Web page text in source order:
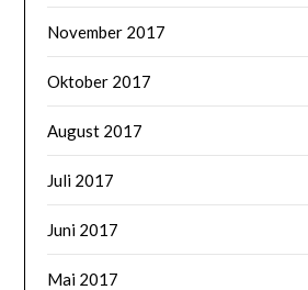
November 2017
Oktober 2017
August 2017
Juli 2017
Juni 2017
Mai 2017